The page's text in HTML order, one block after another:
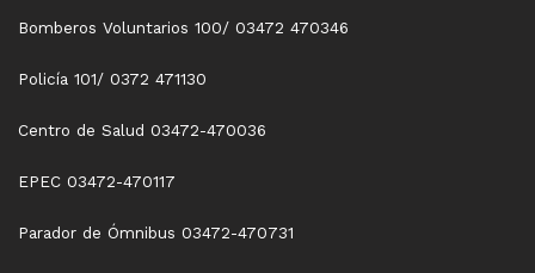
Bomberos Voluntarios 100/ 03472 470346
Policía 101/ 0372 471130
Centro de Salud 03472-470036
EPEC 03472-470117
Parador de Ómnibus 03472-470731